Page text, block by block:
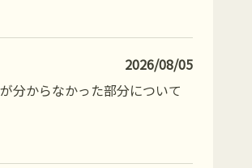
2026/08/05
分からなかった部分について